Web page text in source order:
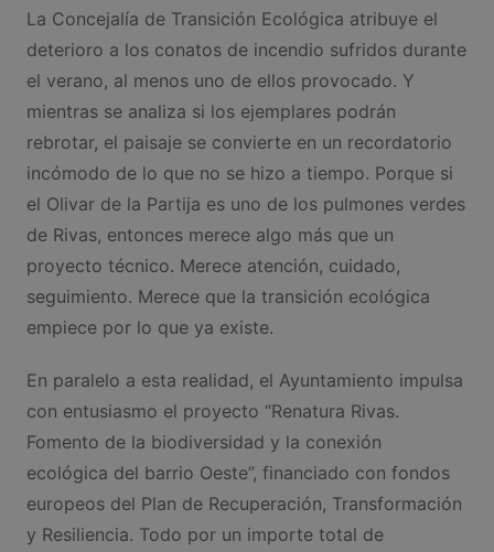
La Concejalía de Transición Ecológica atribuye el
deterioro a los conatos de incendio sufridos durante
el verano, al menos uno de ellos provocado. Y
mientras se analiza si los ejemplares podrán
rebrotar, el paisaje se convierte en un recordatorio
incómodo de lo que no se hizo a tiempo. Porque si
el Olivar de la Partija es uno de los pulmones verdes
de Rivas, entonces merece algo más que un
proyecto técnico. Merece atención, cuidado,
seguimiento. Merece que la transición ecológica
empiece por lo que ya existe.
En paralelo a esta realidad, el Ayuntamiento impulsa
con entusiasmo el proyecto “Renatura Rivas.
Fomento de la biodiversidad y la conexión
ecológica del barrio Oeste”, financiado con fondos
europeos del Plan de Recuperación, Transformación
y Resiliencia. Todo por un importe total de